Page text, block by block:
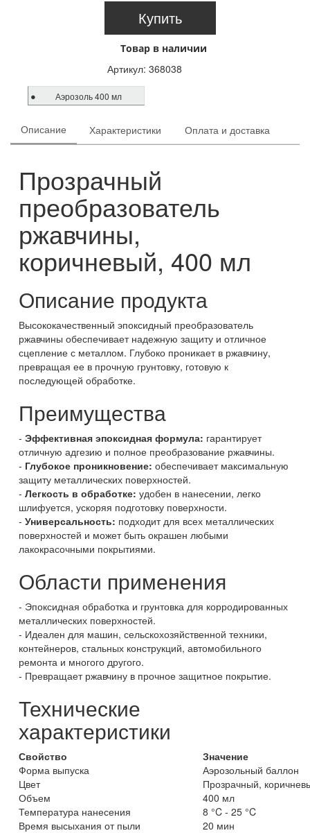
Купить
Товар в наличии
Артикул: 368038
Аэрозоль 400 мл
Описание Характеристики Оплата и доставка
Прозрачный
преобразователь
ржавчины,
коричневый, 400 мл
Описание продукта
Высококачественный эпоксидный преобразователь
ржавчины обеспечивает надежную защиту и отличное
сцепление с металлом. Глубоко проникает в ржавчину,
превращая ее в прочную грунтовку, готовую к
последующей обработке.
Преимущества
Эффективная эпоксидная формула: гарантирует
отличную адгезию и полное преобразование ржавчины.
Глубокое проникновение: обеспечивает максимальную
защиту металлических поверхностей.
Легкость в обработке: удобен в нанесении, легко
шлифуется, ускоряя подготовку поверхности.
Универсальность: подходит для всех металлических
поверхностей и может быть окрашен любыми
лакокрасочными покрытиями.
Области применения
Эпоксидная обработка и грунтовка для корродированных
металлических поверхностей.
Идеален для машин, сельскохозяйственной техники,
контейнеров, стальных конструкций, автомобильного
ремонта и многого другого.
Превращает ржавчину в прочное защитное покрытие.
Технические
характеристики
Свойство
Значение
Форма выпуска
Аэрозольный баллон
Цвет
Прозрачный,
Объем
400 мл
Температура нанесения
8 °C - 25 °C
Время высыхания от пыли
20 мин